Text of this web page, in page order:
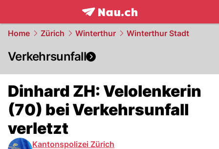
frontpage.NAU.ch
Home Zürich Winterthur Winterthur Stadt
Verkehrsunfall
Dinhard ZH: Velolenkerin
(70) bei Verkehrsunfall
verletzt
Kantonspolizei Zürich